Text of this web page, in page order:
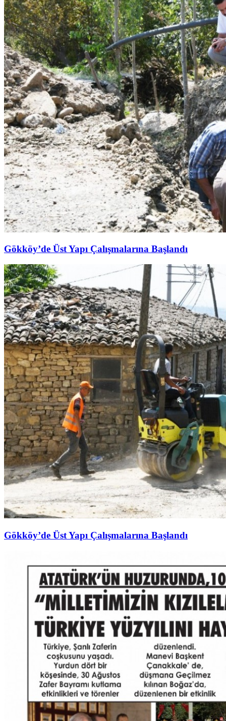
Gökköy’de Üst Yapı Çalışmalarına Başlandı
Gökköy’de Üst Yapı Çalışmalarına Başlandı